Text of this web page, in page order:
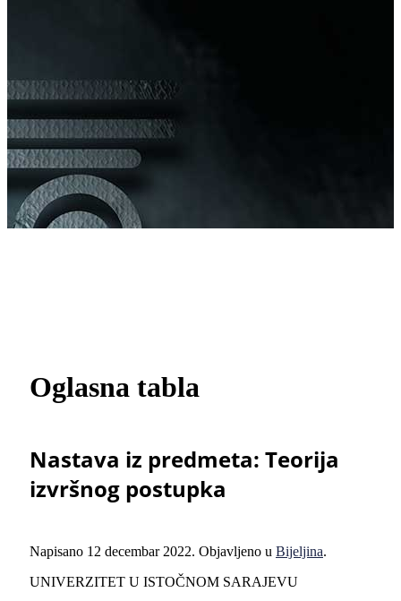
Oglasna tabla
Nastava iz predmeta: Teorija
izvršnog postupka
Napisano 12 decembar 2022. Objavljeno u Bijeljina.
UNIVERZITET U ISTOČNOM SARAJEVU